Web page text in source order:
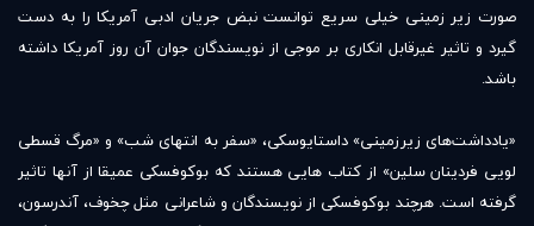
صورت زیر زمینی خیلی سریع توانست نبض جریان ادبی آمریکا را به دست
گیرد و تاثیر غیرقابل انکاری بر موجی از نویسندگان جوان آن روز آمریکا داشته
باشد.
«یادداشت‌های زیرزمینی» داستایوسکی، «سفر به انتهای شب» و «مرگ قسطی
لویی فردینان سلین» از کتاب هایی هستند که بوکوفسکی عمیقا از آنها تاثیر
گرفته است. هرچند بوکوفسکی از نویسندگان و شاعرانی مثل چخوف، آندرسون،